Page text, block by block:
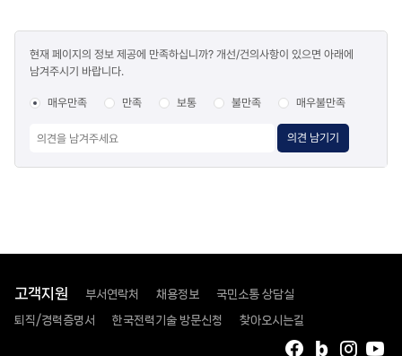
만족도
조사
현재 페이지의 정보 제공에 만족하십니까? 개선/건의사항이 있으면 아래에
남겨주시기 바랍니다.
매우만족 만족 보통 불만족 매우불만족
의견 남기기
고객지원 부서연락처 채용정보 국민소통 상담실
퇴직/경력증명서 한국전력기술 방문신청 찾아오시는길